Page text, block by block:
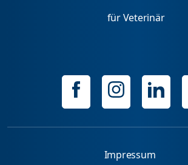
für Veterinär
Impressum